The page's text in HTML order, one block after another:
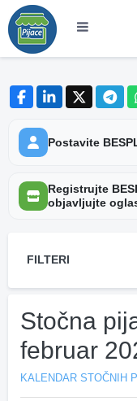
Postavite
Registrujte
objavljujte
FILTERI
Stočna
februar
KALENDAR STOČNIH